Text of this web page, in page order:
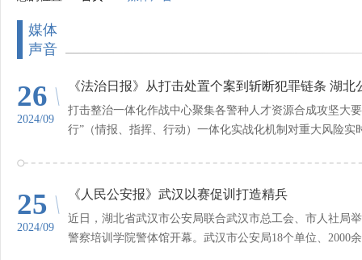
媒体
声音
26
2024/09
《法治日报》从打击处置个案到斩断犯罪链条 湖
打击整治一体化作战中心聚集各警种人才资源合成攻坚大
行”（情报、指挥、行动）一体化实战化机制对重大风险实
25
2024/09
《人民公安报》武汉以赛促训打造精兵
近日，湖北省武汉市公安局联合武汉市总工会、市人社局
警察培训学院警体馆开幕。武汉市公安局18个单位、2000